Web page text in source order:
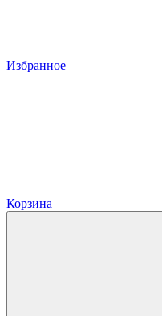
Избранное
Корзина